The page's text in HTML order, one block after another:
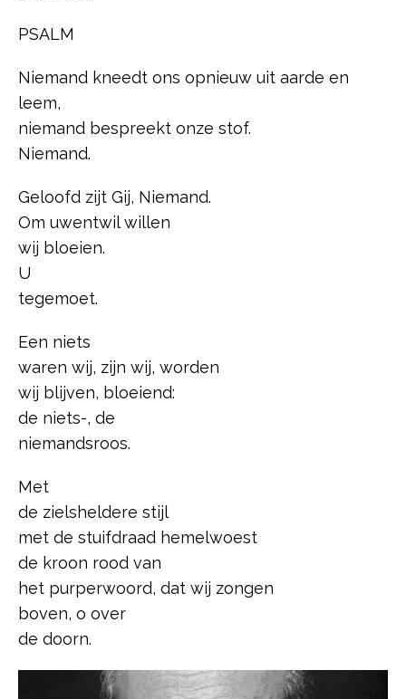
PSALM
Niemand kneedt ons opnieuw uit aarde en
leem,
niemand bespreekt onze stof.
Niemand.
Geloofd zijt Gij, Niemand.
Om uwentwil willen
wij bloeien.
U
tegemoet.
Een niets
waren wij, zijn wij, worden
wij blijven, bloeiend:
de niets-, de
niemandsroos.
Met
de zielsheldere stijl
met de stuifdraad hemelwoest
de kroon rood van
het purperwoord, dat wij zongen
boven, o over
de doorn.